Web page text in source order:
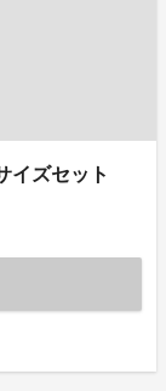
イズセット